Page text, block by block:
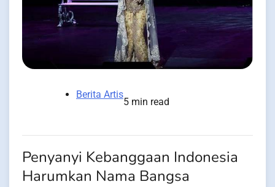
Berita Artis
5 min read
Penyanyi Kebanggaan Indonesia
Harumkan Nama Bangsa